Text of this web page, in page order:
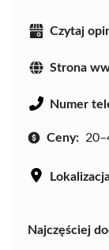
Czytaj
Strona
Numer
Ceny:
Najczęściej